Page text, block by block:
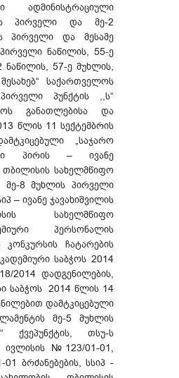
ადმინისტრაციული
პირველი და მე-2
პირველი და მესამე
ნაწილის, 55-ე
ნაწილის, 57-ე მუხლის,
საქართველოს
პუნქტის ,,ს“
განათლებისა და
წლის 11 სექტემბრის
„საჯარო
პირის – ივანე
თბილისის სახელმწიფო
მე-8 მუხლის პირველი
– ივანე ჯავახიშვილის
სახელმწიფო
პერსონალის
კონკურსის ჩატარების
საბჭოს 2014
2014 დადგენილების,
საბჭოს 2014 წლის 14
დამტკიცებული
მე-5 მუხლის
“ ქვეპუნქტის, თსუ-ს
№123/01-01,
ბრძანებების, სსიპ -